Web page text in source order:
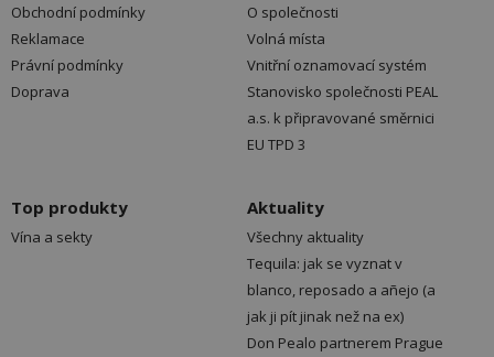
Obchodní podmínky
Reklamace
Právní podmínky
Doprava
O společnosti
Volná místa
Vnitřní oznamovací systém
Stanovisko společnosti PEAL
a.s. k připravované směrnici
EU TPD 3
Top produkty
Vína a sekty
Aktuality
Všechny aktuality
Tequila: jak se vyznat v
blanco, reposado a añejo (a
jak ji pít jinak než na ex)
Don Pealo partnerem Prague